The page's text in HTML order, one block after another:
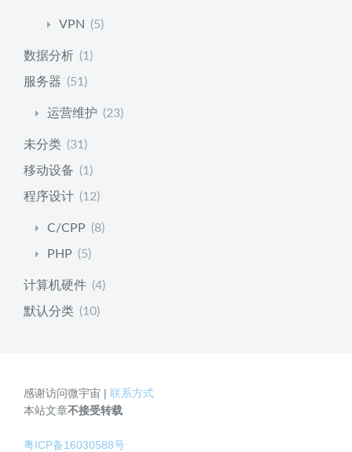
VPN (5)
数据分析 (1)
服务器 (51)
运营维护 (23)
未分类 (31)
移动设备 (1)
程序设计 (12)
C/CPP (8)
PHP (5)
计算机硬件 (4)
默认分类 (10)
感谢访问微宇宙 | 联系方式
本站文章不接受转载
粤ICP备16030588号